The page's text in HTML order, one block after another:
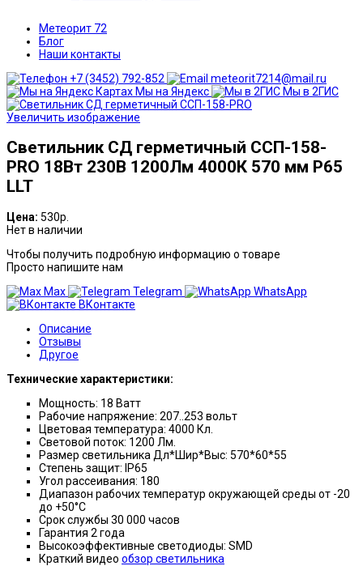
Метеорит 72
Блог
Наши контакты
+7 (3452) 792-852
meteorit7214@mail.ru
Мы на Яндекс
Мы в 2ГИС
Увеличить изображение
Светильник СД герметичный ССП-158-
PRO 18Вт 230В 1200Лм 4000К 570 мм P65
LLT
Цена: 530р.
Нет в наличии
Чтобы получить подробную информацию о товаре
Просто напишите нам
Max
Telegram
WhatsApp
ВКонтакте
Описание
Отзывы
Другое
Технические характеристики:
Мощность: 18 Ватт
Рабочие напряжение: 207..253 вольт
Цветовая температура: 4000 Кл.
Световой поток: 1200 Лм.
Размер светильника Дл*Шир*Выс: 570*60*55
Степень защит: IP65
Угол рассеивания: 180
Диапазон рабочих температур окружающей среды от -20
до +50°С
Срок службы 30 000 часов
Гарантия 2 года
Высокоэффективные светодиоды: SMD
Краткий видео обзор светильника